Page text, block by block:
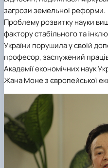
загрози земельної реформи.
Проблему розвитку науки
фактору стабільного та
України порушила у своїй
професор, заслужений
Академії економічних наук
Жана Моне з європейської